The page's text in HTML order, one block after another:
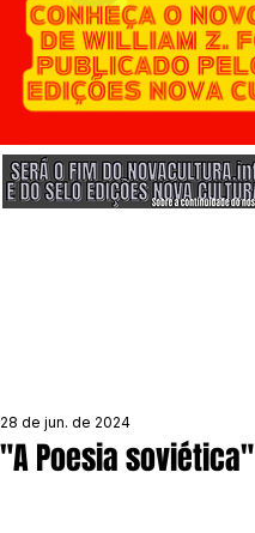
"A Poesia soviética"
28 de jun. de 2024